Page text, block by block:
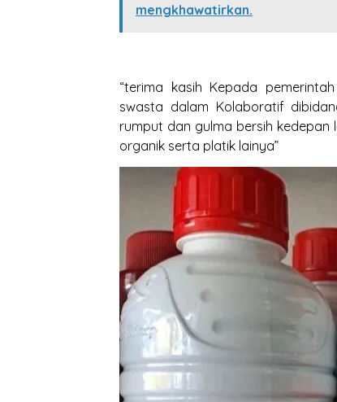
mengkhawatirkan.
“terima kasih Kepada
swasta dalam Kolaboratif
rumput dan gulma bersih
organik serta platik lainya”